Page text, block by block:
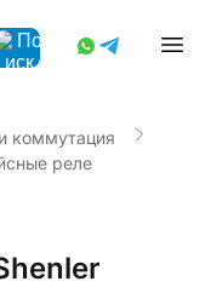
коммутация
реле